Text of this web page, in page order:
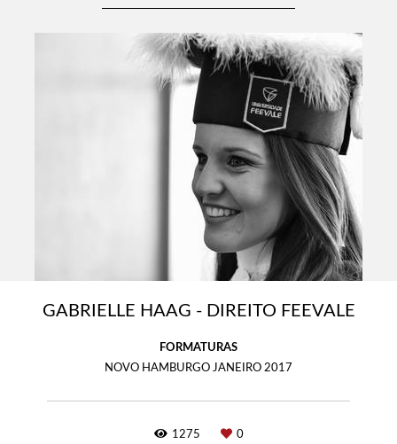
GABRIELLE HAAG - DIREITO FEEVALE
FORMATURAS
NOVO HAMBURGO JANEIRO 2017
1275 0